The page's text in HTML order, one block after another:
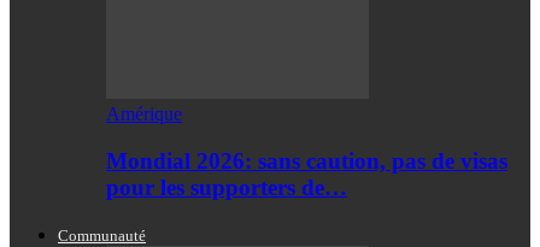
Amérique
Mondial 2026: sans caution, pas de visas
pour les supporters de…
Communauté